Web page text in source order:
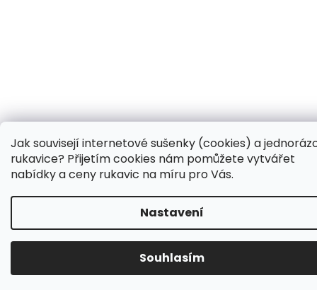
Jak souvisejí internetové sušenky (cookies) a
rukavice? Přijetím cookies nám pomůžete vytvářet
nabídky a ceny rukavic na míru pro Vás.
Nastavení
Souhlasím